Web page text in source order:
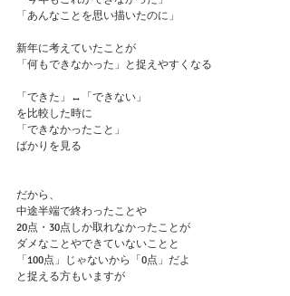
「あんなことを思い描いたのに」
新年に考えていたことが
「何もできなかった」と捉えやすくなる
「できた」↔︎「できない」
を比較した時に
「できなかったこと」
ばかりを見る
だから、
中途半端で終わったことや
20点・30点しか取れなかったことが
ダメなことやできていないことと
「100点」じゃないから「0点」だよ
と捉える方もいますが